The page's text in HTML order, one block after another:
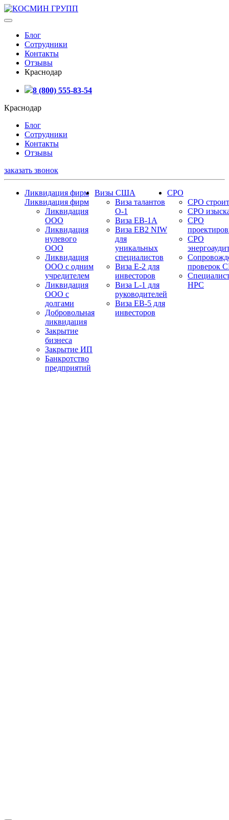
Блог
Сотрудники
Контакты
Отзывы
Краснодар
8 (800) 555-83-54
Краснодар
Блог
Сотрудники
Контакты
Отзывы
заказать звонок
Ликвидация фирм
Ликвидация фирм
Ликвидация
ООО
Ликвидация
нулевого
ООО
Ликвидация
ООО с одним
учредителем
Ликвидация
ООО с
долгами
Добровольная
ликвидация
Закрытие
бизнеса
Закрытие ИП
Банкротство
предприятий
Визы США
Виза талантов
О-1
Виза EB-1A
Виза EB2 NIW
для
уникальных
специалистов
Виза E-2 для
инвесторов
Виза L-1 для
руководителей
Виза EB-5 для
инвесторов
СРО
СРО
СРО
СРО
СРО
проверок
НРС